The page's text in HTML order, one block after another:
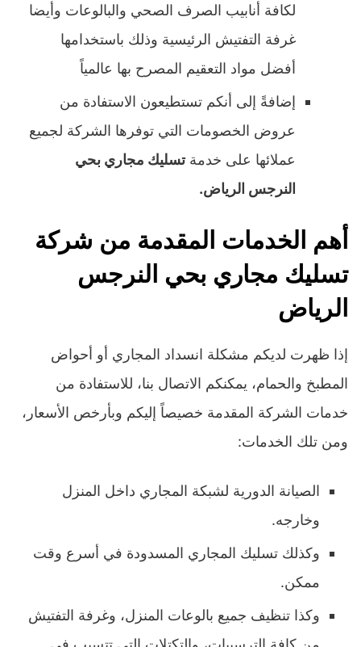
لكافة أنابيب الصرف الصحي والبالوعات وأيضا
غرفة التفتيش الرئيسية وذلك باستخدامها
أفضل مواد التعقيم المصرح بها عالمياً
إضافةً إلى أنكم تستطيعون الاستفادة من
عروض الخصومات التي توفرها الشركة لجميع
عملائها على خدمةتسليك مجاري بحي
النرجس الرياض.
أهم الخدمات المقدمة من شركة
تسليك مجاري بحي النرجس
الرياض
إذا ظهرت لديكم مشكلة انسداد المجاري أو أحواض
المطبخ والحمام، يمكنكم الاتصال بنا، للاستفادة من
خدمات الشركة المقدمة خصيصاً إليكم وبأرخص الأسعار،
ومن تلك الخدمات:
الصيانة الدورية لشبكة المجاري داخل المنزل
وخارجه.
وكذلك تسليك المجاري المسدودة في أسرع وقت
ممكن.
وكذا تنظيف جميع بالوعات المنزل، وغرفة التفتيش